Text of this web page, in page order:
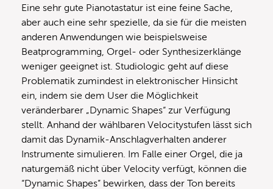
Eine sehr gute Pianotastatur ist eine feine Sache,
aber auch eine sehr spezielle, da sie für die meisten
anderen Anwendungen wie beispielsweise
Beatprogramming, Orgel- oder Synthesizerklänge
weniger geeignet ist. Studiologic geht auf diese
Problematik zumindest in elektronischer Hinsicht
ein, indem sie dem User die Möglichkeit
veränderbarer „Dynamic Shapes“ zur Verfügung
stellt. Anhand der wählbaren Velocitystufen lässt sich
damit das Dynamik-Anschlagverhalten anderer
Instrumente simulieren. Im Falle einer Orgel, die ja
naturgemäß nicht über Velocity verfügt, können die
“Dynamic Shapes” bewirken, dass der Ton bereits